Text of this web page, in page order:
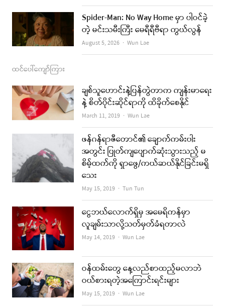
Spider-Man: No Way Home မှာ ပါဝင်ခဲ့
တဲ့ မင်းသမီးကြီး မေရီရီဗီရာ ကွယ်လွန်
August 5, 2026 Author
Wun Lae
ထင်ပေါ်ကျော်ကြား
ချစ်သူဟောင်းနဲ့ပြန်တွဲတာက ကျန်းမာရေး
နဲ့ စိတ်ပိုင်းဆိုင်ရာကို ထိခိုက်စေနိုင်
March 11, 2019 Author
Wun Lae
ဖန်ဂန်ရာဇီတောင်၏ ချောက်ကမ်းပါး
အတွင်း ပြုတ်ကျပျောက်ဆုံးသွားသည့် မ
စိမ့်ထက်ကို ရှာဖွေ/ကယ်ဆယ်နိုင်ခြင်းမရှိ
သေး
May 15, 2019 Author
Tun Tun
ငွေဘယ်လောက်ရှိမှ အမေရိကန်မှာ
လူချမ်းသာလို့သတ်မှတ်ခံရတာလဲ
May 14, 2019 Author
Wun Lae
ဝန်ထမ်းတွေ နေ့လည်စာထည့်မလာဘဲ
ဝယ်စားရတဲ့အကြောင်းရင်းများ
May 15, 2019 Author
Wun Lae